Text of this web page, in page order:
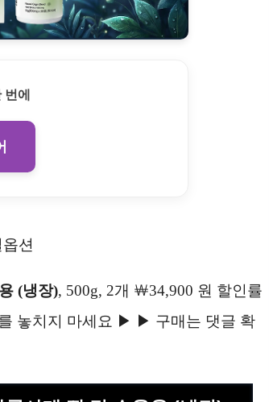
에
션
(냉장), 500g, 2개 ￦34,900 원 할인률
를 놓치지 마세요 ▶ ▶ 구매는 댓글 확